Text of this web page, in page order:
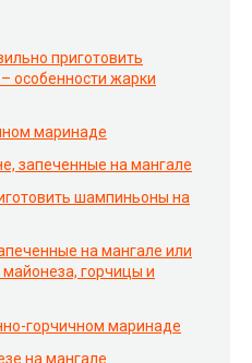
приготовить
особенности жарки
маринаде
запеченные на мангале
шампиньоны на
на мангале или
горчицы и
горчичном маринаде
на мангале